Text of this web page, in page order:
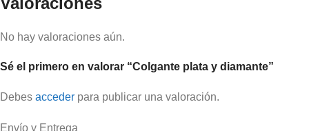
No hay valoraciones aún.
Sé el primero en valorar “Colgante plata y diamante”
Debes acceder para publicar una valoración.
Envío y Entrega